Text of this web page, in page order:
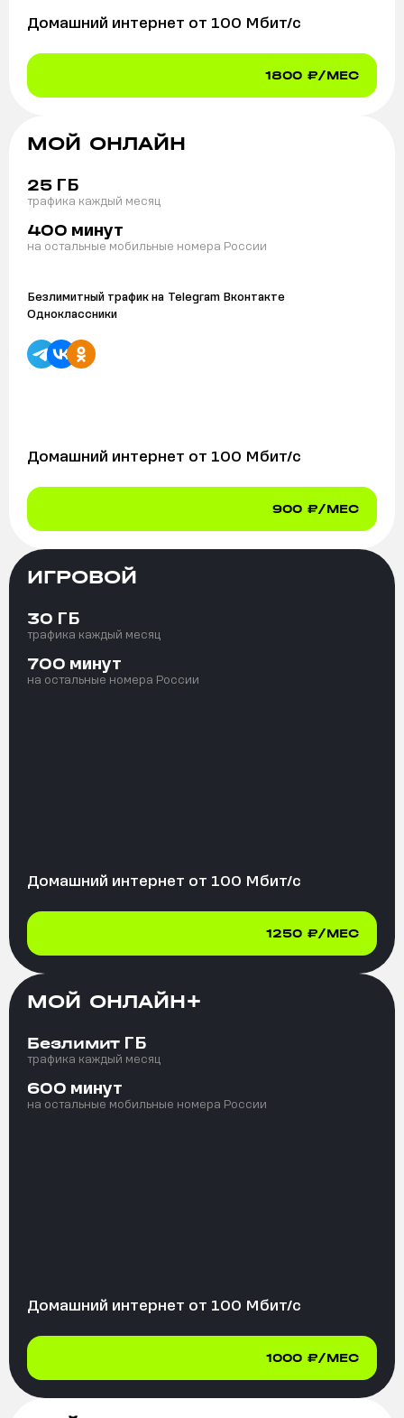
Домашний интернет от 100 Мбит/с
1800 ₽/МЕС
МОЙ ОНЛАЙН
25 ГБ
трафика каждый месяц
400 минут
на остальные мобильные номера России
Безлимитный трафик на Telegram Вконтакте
Одноклассники
Домашний интернет от 100 Мбит/с
900 ₽/МЕС
ИГРОВОЙ
30 ГБ
трафика каждый месяц
700 минут
на остальные номера России
Домашний интернет от 100 Мбит/с
1250 ₽/МЕС
МОЙ ОНЛАЙН+
Безлимит ГБ
трафика каждый месяц
600 минут
на остальные мобильные номера России
Домашний интернет от 100 Мбит/с
1000 ₽/МЕС